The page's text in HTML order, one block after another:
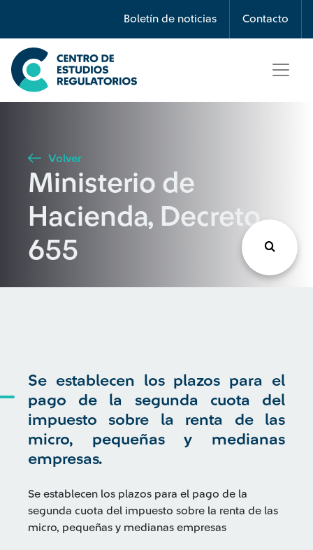
Boletín de noticias Contacto
Búsqueda
Seleccione país
Buscar
Volver
Ministerio de
Hacienda, Decreto
655
Se establecen los plazos para el
pago de la segunda cuota del
impuesto sobre la renta de las
micro, pequeñas y medianas
empresas.
Se establecen los plazos para el pago de la
segunda cuota del impuesto sobre la renta de las
micro, pequeñas y medianas empresas